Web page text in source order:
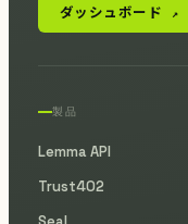
ダッシュボード ↗
製品
Lemma API
Trust402